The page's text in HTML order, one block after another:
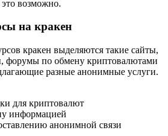
возможно.
на кракен
кракен выделяются такие сайты,
форумы по обмену криптовалютами
разные анонимные услуги.
для криптовалют
информацией
анонимной связи